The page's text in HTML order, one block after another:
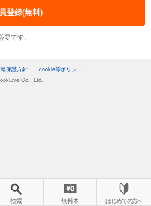
登録(無料)
です。
保護方針
cookie等ポリシー
Co., Ltd.
検索 無料本 はじめての方へ